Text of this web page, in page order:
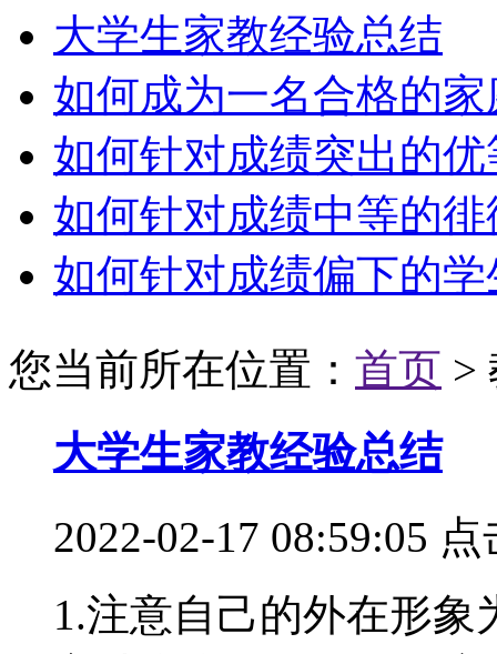
大学生家教经验总结
如何成为一名合格的家
如何针对成绩突出的优
如何针对成绩中等的徘
如何针对成绩偏下的学
您当前所在位置： 首页 >
大学生家教经验总结
2022-02-17 08:59:05
1.注意自己的外在形